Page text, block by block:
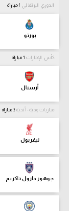
الدوري البرتغالي
بورتو
كأس الإمارات
أرسنال
مباريات ودية - أندية
ليفربول
جوهور دارول تاكزيم